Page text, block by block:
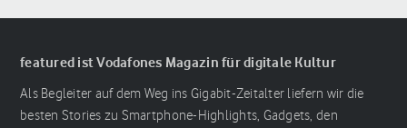
featured ist Vodafones Magazin für digitale Kultur
Als Begleiter auf dem Weg ins Gigabit-Zeitalter liefern wir die
besten Stories zu Smartphone-Highlights, Gadgets, den